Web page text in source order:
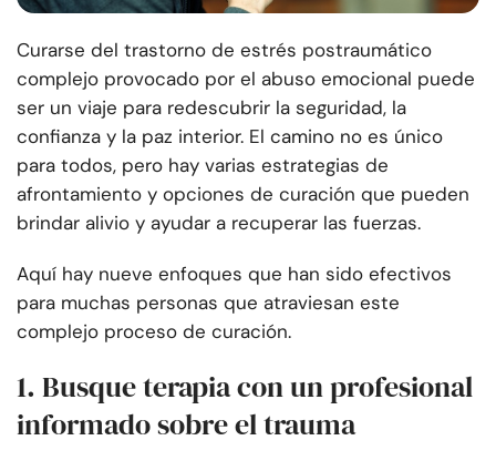
Curarse del trastorno de estrés postraumático
complejo provocado por el abuso emocional puede
ser un viaje para redescubrir la seguridad, la
confianza y la paz interior. El camino no es único
para todos, pero hay varias estrategias de
afrontamiento y opciones de curación que pueden
brindar alivio y ayudar a recuperar las fuerzas.
Aquí hay nueve enfoques que han sido efectivos
para muchas personas que atraviesan este
complejo proceso de curación.
1. Busque terapia con un profesional
informado sobre el trauma